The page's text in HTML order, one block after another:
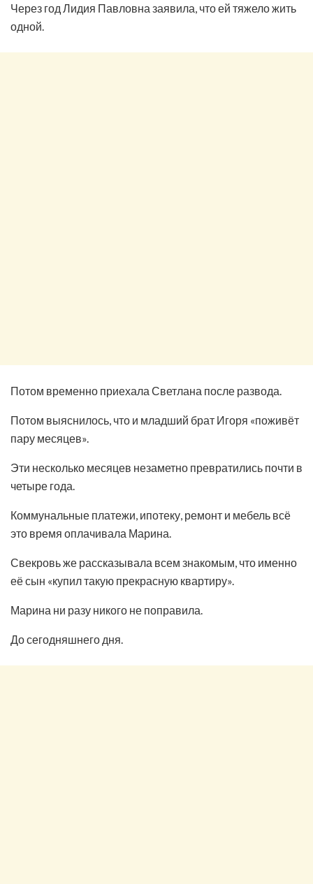
Через год Лидия Павловна заявила, что ей тяжело жить
одной.
Потом временно приехала Светлана после развода.
Потом выяснилось, что и младший брат Игоря «поживёт
пару месяцев».
Эти несколько месяцев незаметно превратились почти в
четыре года.
Коммунальные платежи, ипотеку, ремонт и мебель всё
это время оплачивала Марина.
Свекровь же рассказывала всем знакомым, что именно
её сын «купил такую прекрасную квартиру».
Марина ни разу никого не поправила.
До сегодняшнего дня.